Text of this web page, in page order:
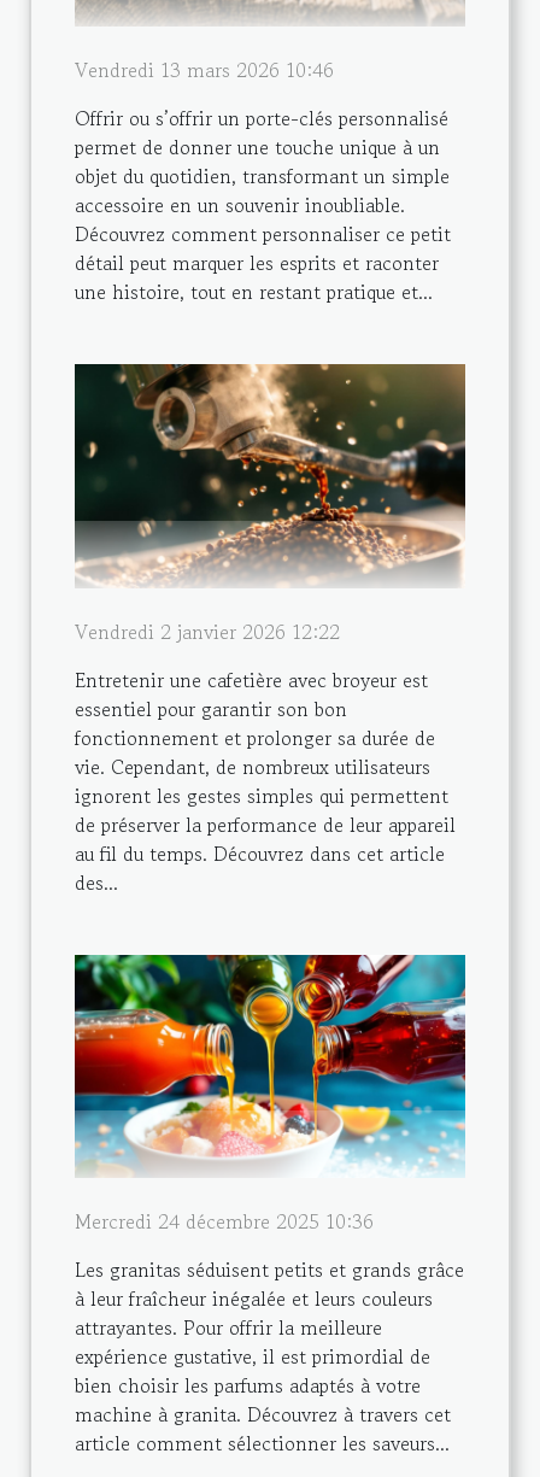
Vendredi 13 mars 2026 10:46
Offrir ou s’offrir un porte-clés personnalisé
permet de donner une touche unique à un
objet du quotidien, transformant un simple
accessoire en un souvenir inoubliable.
Découvrez comment personnaliser ce petit
détail peut marquer les esprits et raconter
une histoire, tout en restant pratique et...
Vendredi 2 janvier 2026 12:22
Entretenir une cafetière avec broyeur est
essentiel pour garantir son bon
fonctionnement et prolonger sa durée de
vie. Cependant, de nombreux utilisateurs
ignorent les gestes simples qui permettent
de préserver la performance de leur appareil
au fil du temps. Découvrez dans cet article
des...
Mercredi 24 décembre 2025 10:36
Les granitas séduisent petits et grands grâce
à leur fraîcheur inégalée et leurs couleurs
attrayantes. Pour offrir la meilleure
expérience gustative, il est primordial de
bien choisir les parfums adaptés à votre
machine à granita. Découvrez à travers cet
article comment sélectionner les saveurs...